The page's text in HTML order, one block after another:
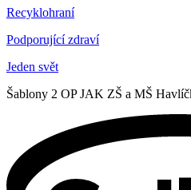
Recyklohraní
Podporující zdraví
Jeden svět
Šablony 2 OP JAK ZŠ a MŠ